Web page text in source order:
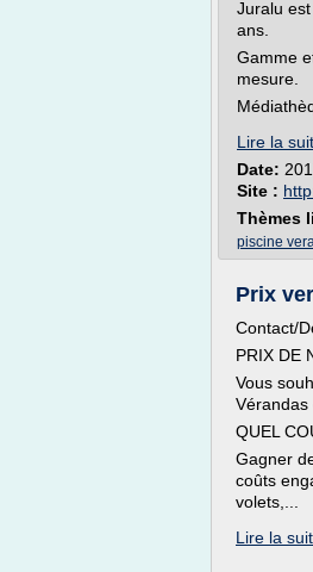
Juralu
ans.
Gamme
mesure.
Lire la
Date:
Site :
Thèmes
piscine
Prix
Contact/
PRIX DE
Vous
Vérandas
QUEL
Gagner
coûts
volets,...
Lire la